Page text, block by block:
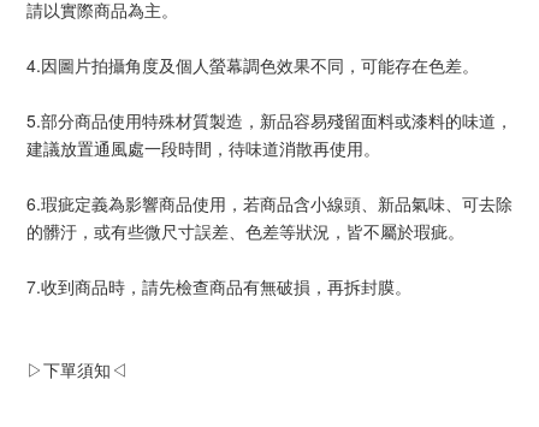
請以實際商品為主。
4.因圖片拍攝角度及個人螢幕調色效果不同，可能存在色差。
5.部分商品使用特殊材質製造，新品容易殘留面料或漆料的味道，
建議放置通風處一段時間，待味道消散再使用。
6.瑕疵定義為影響商品使用，若商品含小線頭、新品氣味、可去除
的髒汙，或有些微尺寸誤差、色差等狀況，皆不屬於瑕疵。
7.收到商品時，請先檢查商品有無破損，再拆封膜。
▷下單須知◁